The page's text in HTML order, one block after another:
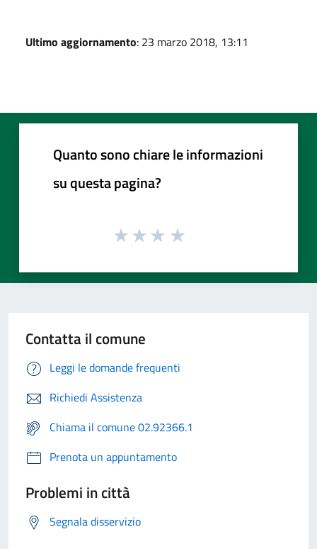
Ultimo aggiornamento: 23 marzo 2018, 13:11
Quanto sono chiare le informazioni
su questa pagina?
Contatta il comune
Leggi le domande frequenti
Richiedi Assistenza
Chiama il comune 02.92366.1
Prenota un appuntamento
Problemi in città
Segnala disservizio